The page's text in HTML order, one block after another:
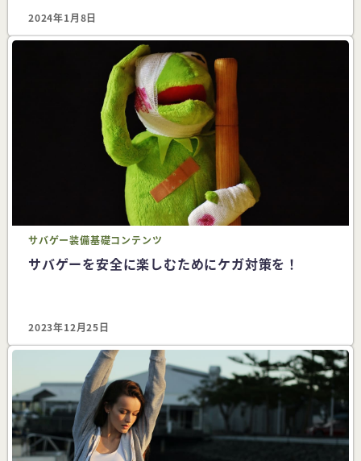
2024年1月8日
サバゲー装備基礎コンテンツ
サバゲーを安全に楽しむためにケガ対策を！
2023年12月25日